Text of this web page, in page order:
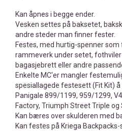
Kan åpnes i begge ender.
Vesken settes på baksetet,
andre steder man finner fester.
Festes, med hurtig-spenner
rammeverk under setet,
bagasjebrett eller andre
Enkelte MC'er mangler
spesiallagede festesett (Fit Kit) å
Panigale 899/1199, 959/1299,
Factory, Triumph Street Triple og
Kan bæres over skulderen med
Kan festes på Kriega Backpacks-